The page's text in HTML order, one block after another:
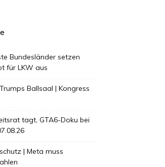
Bundesländer setzen
für LKW aus
Ballsaal | Kongress
tagt, GTA6-Doku bei
| Meta muss